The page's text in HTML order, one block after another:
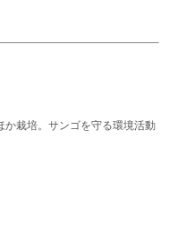
か栽培。サンゴを守る環境活動